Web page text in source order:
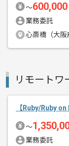
エージェントか
メント
〜600,000
業務委託
心斎橋（大阪
リモートワ
【Ruby/Ruby
〜
業務委託